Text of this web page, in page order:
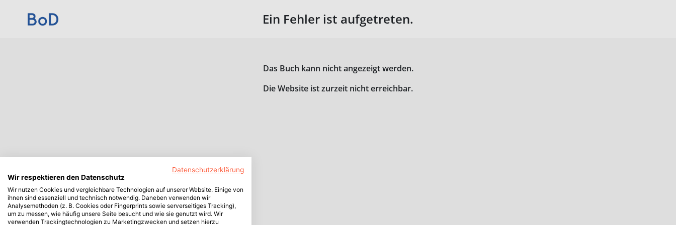
Ein Fehler ist aufgetreten.
Das Buch kann nicht angezeigt werden.
Die Website ist zurzeit nicht erreichbar.
Datenschutzerklärung
Wir respektieren den Datenschutz
Wir nutzen Cookies und vergleichbare Technologien auf unserer Website. Einige von
ihnen sind essenziell und technisch notwendig. Daneben verwenden wir
Analysemethoden (z. B. Cookies oder Fingerprints sowie serverseitiges Tracking),
um zu messen, wie häufig unsere Seite besucht und wie sie genutzt wird. Wir
verwenden Trackingtechnologien zu Marketingzwecken und setzen hierzu